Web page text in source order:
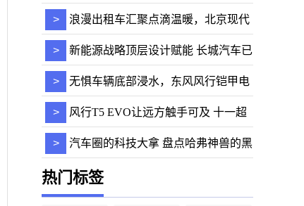
第一 持续筑牢
> 浪漫出租车汇聚点滴温暖，北京现代
承载梦想的
> 新能源战略顶层设计赋能 长城汽车已
掌握未来之
> 无惧车辆底部浸水，东风风行铠甲电
池通过超严
> 风行T5 EVO让远方触手可及 十一超
值优惠等你来
> 汽车圈的科技大拿 盘点哈弗神兽的黑
科技实力
热门标签